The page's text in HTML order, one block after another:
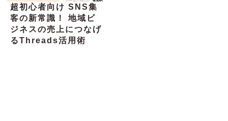
超初心者向け SNS集
客の新常識！ 地域ビ
ジネスの売上につなげ
るThreads活用術